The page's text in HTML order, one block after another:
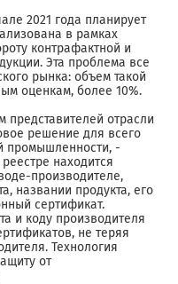
2021 года планирует
в рамках
контрафактной и
Эта проблема все
рынка: объем такой
оценкам, более 10%.
отрасли
решение для всего
промышленности, -
находится
производителе,
названии продукта, его
сертификат.
и коду производителя
не теряя
Технология
от